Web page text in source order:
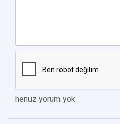
henüz yorum yok